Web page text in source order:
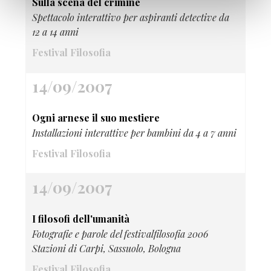
Spettacolo interattivo per aspiranti detective da
12 a 14 anni
Festival Filosofia
14/09/2007
Ogni arnese il suo mestiere
Installazioni interattive per bambini da 4 a 7 anni
Festival Filosofia
14/09/2007
I filosofi dell'umanità
Fotografie e parole del festivalfilosofia 2006
Stazioni di Carpi, Sassuolo, Bologna